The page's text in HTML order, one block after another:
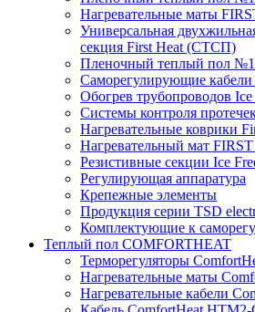
Нагревательные маты
Универсальная
секция First Heat (СТСП)
Пленочный теплый пол
Саморегулирующие
Обогрев трубопроводов Ice
Системы контроля
Нагревательные коврики
Нагревательный мат
Резистивные секции Ice
Регулирующая аппаратура
Крепежные элементы
Продукция серии TSD
Комплектующие к
Теплый пол COMFORTHEAT
Терморегуляторы
Нагревательные маты
Нагревательные кабели